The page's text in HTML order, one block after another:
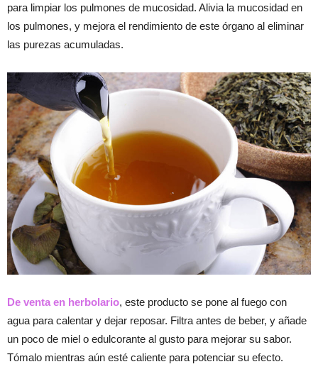
para limpiar los pulmones de mucosidad. Alivia la mucosidad en
los pulmones, y mejora el rendimiento de este órgano al eliminar
las purezas acumuladas.
De venta en herbolario, este producto se pone al fuego con
agua para calentar y dejar reposar. Filtra antes de beber, y añade
un poco de miel o edulcorante al gusto para mejorar su sabor.
Tómalo mientras aún esté caliente para potenciar su efecto.